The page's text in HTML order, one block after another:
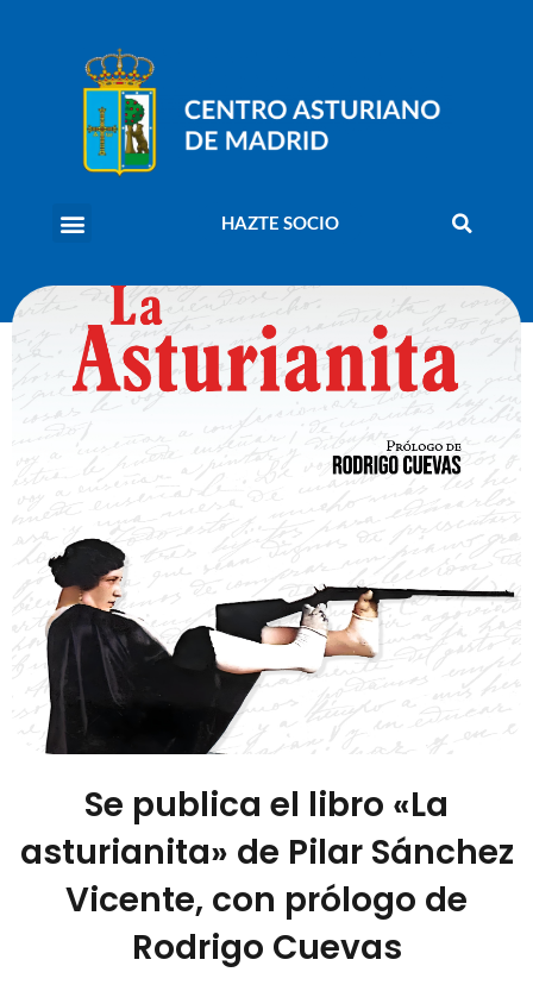
HAZTE SOCIO
Se publica el libro «La
asturianita» de Pilar Sánchez
Vicente, con prólogo de
Rodrigo Cuevas